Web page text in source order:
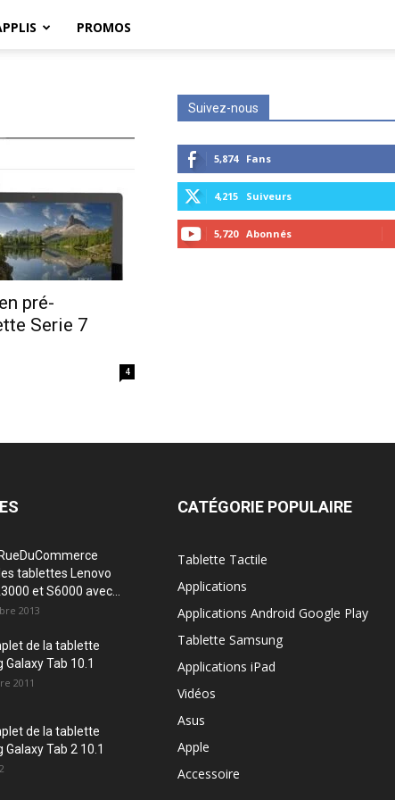
PROMOS
pré-
Serie 7
4
Suivez-nous
5,874 Fans
4,215 Suiveurs
5,720 Abonnés
tablettes Lenovo
et S6000 avec...
2013
de la tablette
Galaxy Tab 10.1
2011
de la tablette
Galaxy Tab 2 10.1
CATÉGORIE POPULAIRE
Tablette Tactile
Applications
Applications Android Google Play
Tablette Samsung
Applications iPad
Vidéos
Asus
Apple
Accessoire